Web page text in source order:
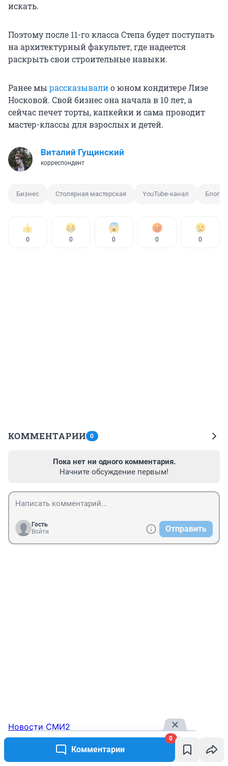
Комментарии
0
искать.
Поэтому после 11-го класса Степа будет поступать
на архитектурный факультет, где надеется
раскрыть свои строительные навыки.
Ранее мы рассказывалио юном кондитере Лизе
Носковой. Свой бизнес она начала в 10 лет, а
сейчас печет торты, капкейки и сама проводит
мастер-классы для взрослых и детей.
Виталий Гущинский
корреспондент
Бизнес Столярная мастерская YouTube-канал Блогер
0 0 0 0 0
КОММЕНТАРИИ 0
Пока нет ни одного комментария.
Начните обсуждение первым!
Гость
Войти
Отправить
Новости СМИ2
ТОП 5